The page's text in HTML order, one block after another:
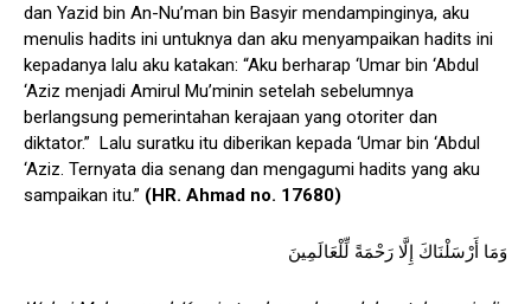
dan Yazid bin An-Nu’man bin Basyir mendampinginya, aku
menulis hadits ini untuknya dan aku menyampaikan hadits ini
kepadanya lalu aku katakan: “Aku berharap ‘Umar bin ‘Abdul
‘Aziz menjadi Amirul Mu’minin setelah sebelumnya
berlangsung pemerintahan kerajaan yang otoriter dan
diktator.” Lalu suratku itu diberikan kepada ‘Umar bin ‘Abdul
‘Aziz. Ternyata dia senang dan mengagumi hadits yang aku
sampaikan itu.” (HR. Ahmad no. 17680)
وَمَا أَرْسَلْنَاكَ إِلَّا رَحْمَةً لِّلْعَالَمِينَ